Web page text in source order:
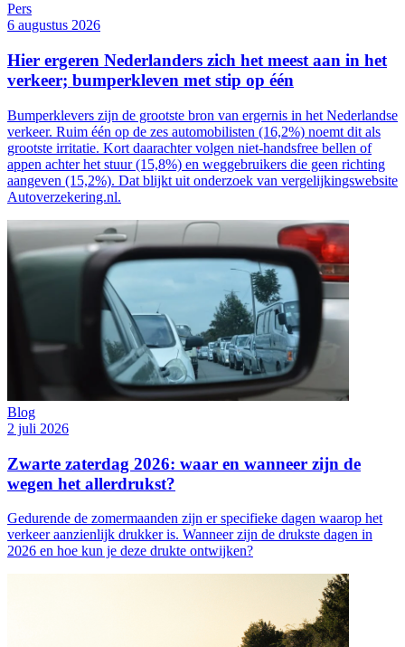
Pers
6 augustus 2026
Hier ergeren Nederlanders zich het meest aan in het
verkeer; bumperkleven met stip op één
Bumperklevers zijn de grootste bron van ergernis in het Nederlandse
verkeer. Ruim één op de zes automobilisten (16,2%) noemt dit als
grootste irritatie. Kort daarachter volgen niet-handsfree bellen of
appen achter het stuur (15,8%) en weggebruikers die geen richting
aangeven (15,2%). Dat blijkt uit onderzoek van vergelijkingswebsite
Autoverzekering.nl.
Blog
2 juli 2026
Zwarte zaterdag 2026: waar en wanneer zijn de
wegen het allerdrukst?
Gedurende de zomermaanden zijn er specifieke dagen waarop het
verkeer aanzienlijk drukker is. Wanneer zijn de drukste dagen in
2026 en hoe kun je deze drukte ontwijken?